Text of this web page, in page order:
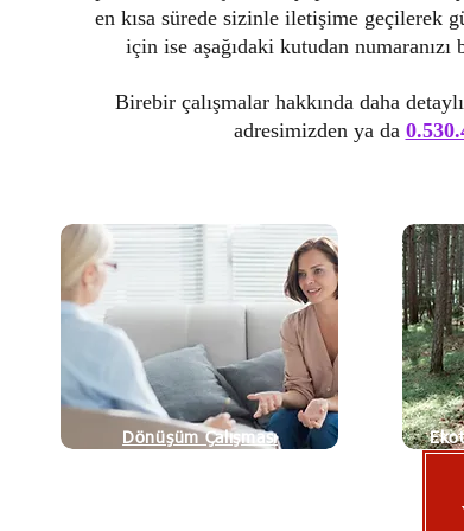
en kısa sürede sizinle iletişime geçilerek
için ise aşağıdaki kutudan numaranızı
Birebir çalışmalar hakkında daha
adresimizden ya da
Dönüşüm Çalışması